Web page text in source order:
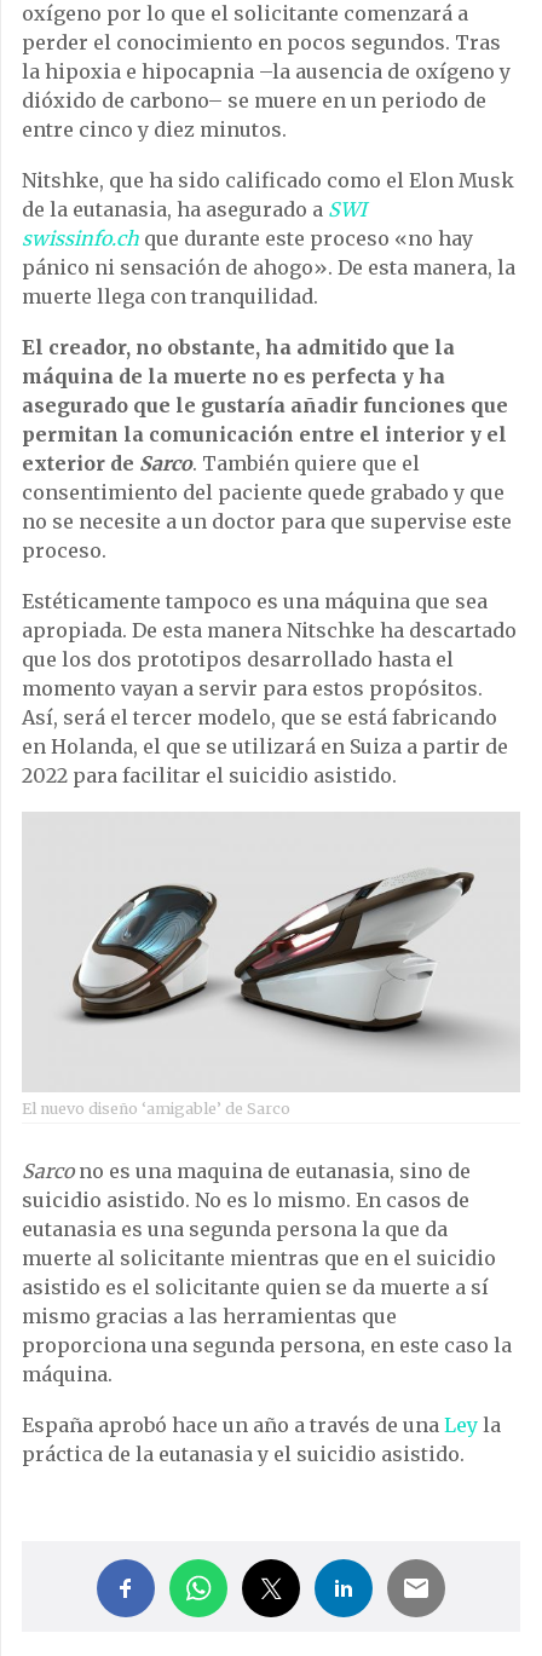
oxígeno por lo que el solicitante comenzará a
perder el conocimiento en pocos segundos. Tras
la hipoxia e hipocapnia –la ausencia de oxígeno y
dióxido de carbono– se muere en un periodo de
entre cinco y diez minutos.
Nitshke, que ha sido calificado como el Elon Musk
de la eutanasia, ha asegurado a SWI
swissinfo.ch que durante este proceso «no hay
pánico ni sensación de ahogo». De esta manera, la
muerte llega con tranquilidad.
El creador, no obstante, ha admitido que la
máquina de la muerte no es perfecta y ha
asegurado que le gustaría añadir funciones que
permitan la comunicación entre el interior y el
exterior de Sarco. También quiere que el
consentimiento del paciente quede grabado y que
no se necesite a un doctor para que supervise este
proceso.
Estéticamente tampoco es una máquina que sea
apropiada. De esta manera Nitschke ha descartado
que los dos prototipos desarrollado hasta el
momento vayan a servir para estos propósitos.
Así, será el tercer modelo, que se está fabricando
en Holanda, el que se utilizará en Suiza a partir de
2022 para facilitar el suicidio asistido.
El nuevo diseño ‘amigable’ de Sarco
Sarco no es una maquina de eutanasia, sino de
suicidio asistido. No es lo mismo. En casos de
eutanasia es una segunda persona la que da
muerte al solicitante mientras que en el suicidio
asistido es el solicitante quien se da muerte a sí
mismo gracias a las herramientas que
proporciona una segunda persona, en este caso la
máquina.
España aprobó hace un año a través de una Ley la
práctica de la eutanasia y el suicidio asistido.